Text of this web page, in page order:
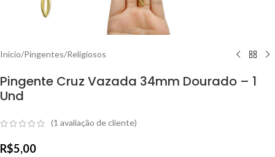
Início/Pingentes/Religiosos
Pingente Cruz Vazada 34mm Dourado – 1
Und
(1 avaliação de cliente)
R$5,00